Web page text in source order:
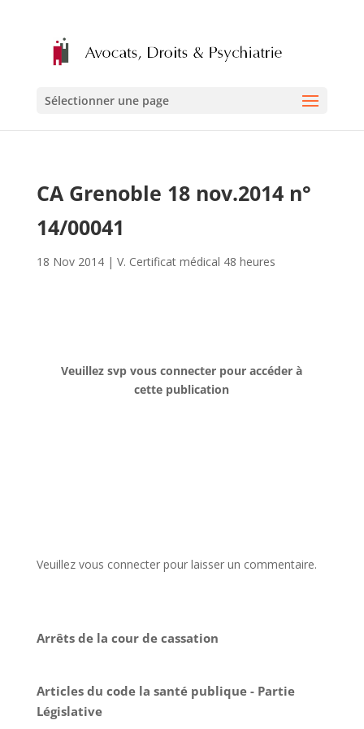
Sélectionner une page
CA Grenoble 18 nov.2014 n°
14/00041
18 Nov 2014| V. Certificat médical 48 heures
Veuillez svp vous connecter pour accéder à
cette publication
Veuillez vous connecter pour laisser un commentaire.
Arrêts de la cour de cassation
Articles du code la santé publique - Partie
Législative